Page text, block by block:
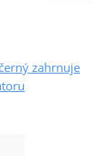
zahrnuje